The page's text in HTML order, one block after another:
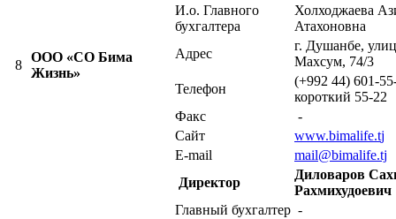
8
ООО «СО Бима
Жизнь»
И.о. Главного
бухгалтера
Холходжаева
Атахоновна
Адрес
г. Душанбе,
Махсум, 74/3
Телефон
(+992 44) 601-
короткий 55-22
Факс
-
Сайт
www.bimalife.tj
E-mail
mail@bimalife.tj
Директор
Диловаров
Рахмихудоевич
Главный бухгалтер -